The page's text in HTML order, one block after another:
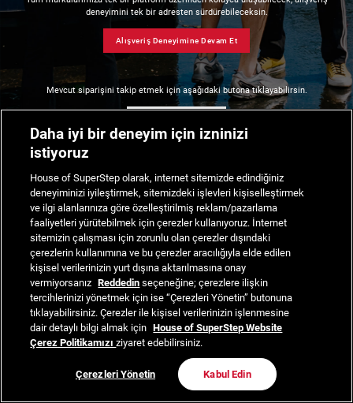
deneyimini tek bir adresten sürdürebileceksin.
Alışveriş Deneyimine Devam Et
Mevcut siparişini takip etmek için aşağıdaki butona tıklayabilirsin.
Daha iyi bir deneyim için izninizi
istiyoruz
House of SuperStep olarak, internet sitemizde edindiğiniz
deneyiminizi iyileştirmek, sitemizdeki işlevleri kişiselleştirmek
ve ilgi alanlarınıza göre özelleştirilmiş reklam/pazarlama
faaliyetleri yürütebilmek için çerezler kullanıyoruz. İnternet
sitemizin çalışması için zorunlu olan çerezler dışındaki
çerezlerin kullanımına ve bu çerezler aracılığıyla elde edilen
kişisel verilerinizin yurt dışına aktarılmasına onay
vermiyorsanız Reddedin seçeneğine; çerezlere ilişkin
tercihlerinizi yönetmek için ise “Çerezleri Yönetin” butonuna
tıklayabilirsiniz. Çerezler ile kişisel verilerinizin işlenmesine
dair detaylı bilgi almak için House of SuperStep Website
Çerez Politikamızıziyaret edebilirsiniz.
Çerezleri Yönetin Kabul Edin